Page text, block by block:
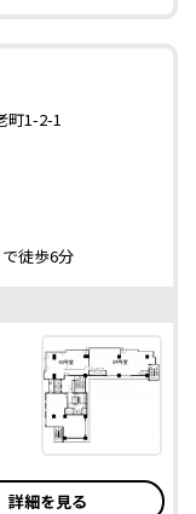
町1-2-1
徒歩6分
詳細を見る